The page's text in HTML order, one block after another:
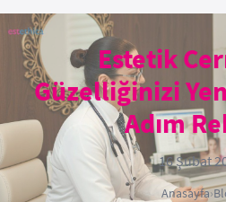
Estetik
Güzelliğinizi
Adım
16 Şubat
Anasayfa›